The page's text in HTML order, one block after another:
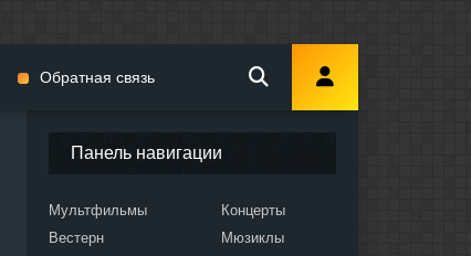
Панель навигации
Мультфильмы
Вестерн
Концерты
Мюзиклы
Обратная связь